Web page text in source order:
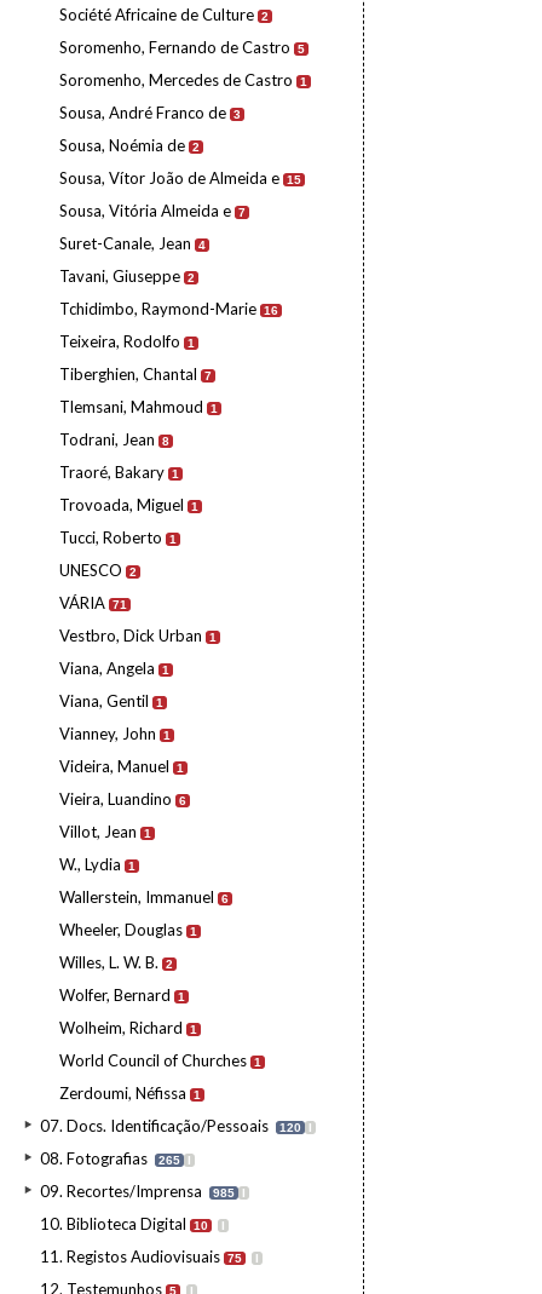
Société Africaine de Culture 2
Soromenho, Fernando de Castro 5
Soromenho, Mercedes de Castro 1
Sousa, André Franco de 3
Sousa, Noémia de 2
Sousa, Vítor João de Almeida e 15
Sousa, Vitória Almeida e 7
Suret-Canale, Jean 4
Tavani, Giuseppe 2
Tchidimbo, Raymond-Marie 16
Teixeira, Rodolfo 1
Tiberghien, Chantal 7
Tlemsani, Mahmoud 1
Todrani, Jean 8
Traoré, Bakary 1
Trovoada, Miguel 1
Tucci, Roberto 1
UNESCO 2
VÁRIA 71
Vestbro, Dick Urban 1
Viana, Angela 1
Viana, Gentil 1
Vianney, John 1
Videira, Manuel 1
Vieira, Luandino 6
Villot, Jean 1
W., Lydia 1
Wallerstein, Immanuel 6
Wheeler, Douglas 1
Willes, L. W. B. 2
Wolfer, Bernard 1
Wolheim, Richard 1
World Council of Churches 1
Zerdoumi, Néfissa 1
07. Docs. Identificação/Pessoais 120 I
08. Fotografias 265 I
09. Recortes/Imprensa 985 I
10. Biblioteca Digital 10 I
11. Registos Audiovisuais 75 I
12. Testemunhos 5 I